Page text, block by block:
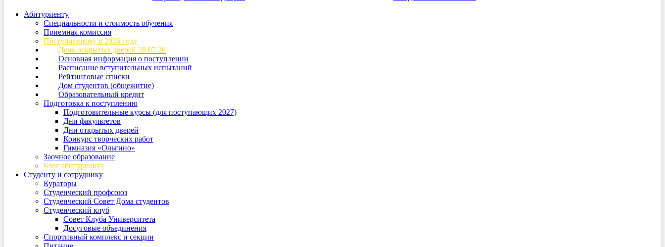
Абитуриенту
Специальности и стоимость обучения
Приемная комиссия
Поступающему в 2026 году
День открытых дверей 28.07.26
Основная информация о поступлении
Расписание вступительных испытаний
Рейтинговые списки
Дом студентов (общежитие)
Образовательный кредит
Подготовка к поступлению
Подготовительные курсы (для поступающих 2027)
Дни факультетов
Дни открытых дверей
Конкурс творческих работ
Гимназия «Ольгино»
Заочное образование
Блог абитуриента
Студенту и сотруднику
Кураторы
Студенческий профсоюз
Студенческий Совет Дома студентов
Студенческий клуб
Совет Клуба Университета
Досуговые объединения
Спортивный комплекс и секции